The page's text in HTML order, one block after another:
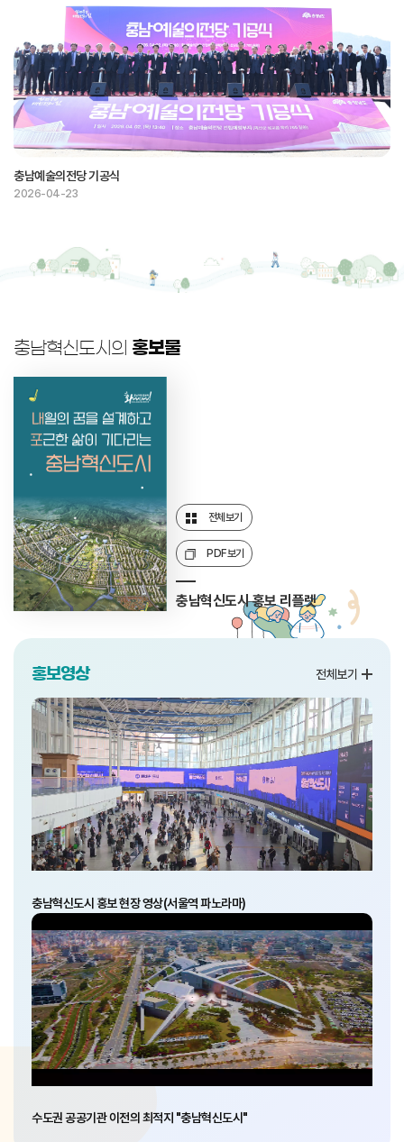
충남예술의전당 기공식
2026-04-23
충남혁신도시의 홍보물
전체보기
PDF보기
충남혁신도시 홍보 리플렛
홍보영상 전체보기
충남혁신도시 홍보 현장 영상(서울역 파노라마)
수도권 공공기관 이전의 최적지 "충남혁신도시"